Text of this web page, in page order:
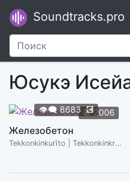
Soundtracks.pro
Юсукэ
📆2006
👁️‍🗨️8683 💽
Железобетон
Tekkonkinkurīto | Tekkonkinkreet